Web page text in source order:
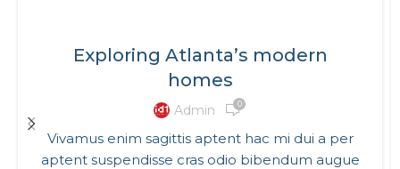
Exploring Atlanta’s modern
homes
Admin 0
Vivamus enim sagittis aptent hac mi dui a per
aptent suspendisse cras odio bibendum augue